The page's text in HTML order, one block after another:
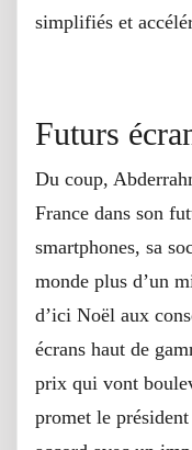
simplifiés et
Futurs
Du coup,
France dans son
smartphones, sa
monde plus d’un
d’ici Noël aux
écrans haut de
prix qui vont
promet le